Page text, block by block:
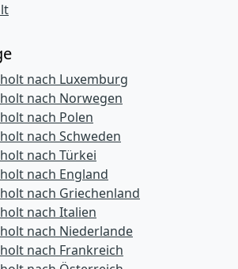
nach Luxemburg
nach Norwegen
nach Polen
nach Schweden
nach Türkei
nach England
nach Griechenland
nach Italien
nach Niederlande
nach Frankreich